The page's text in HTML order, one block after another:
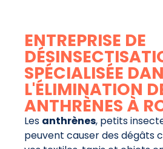
ENTREPRISE DE
SPÉCIALISÉE
L'ÉLIMINATION
ANTHRÈNES À
Les anthrènes, petits
peuvent causer des dégâts